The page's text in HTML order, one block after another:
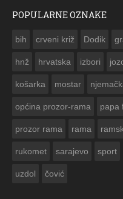
POPULARNE OZNAKE
bih crveni križ Dodik
hnž hrvatska izbori
košarka mostar
općina prozor-rama papa
prozor rama rama
rukomet sarajevo sport
uzdol čović